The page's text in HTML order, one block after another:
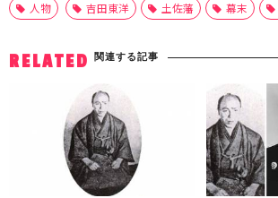
人物 吉田東洋 土佐藩 幕末
RELATED 関連する記事